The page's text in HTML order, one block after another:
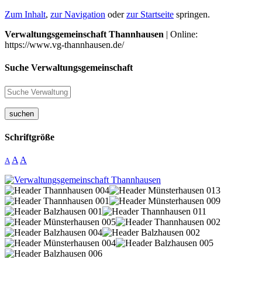
Zum Inhalt, zur Navigation oderzur Startseite springen.
Verwaltungsgemeinschaft Thannhausen | Online:
https://www.vg-thannhausen.de/
Suche Verwaltungsgemeinschaft
suchen
Schriftgröße
A A A